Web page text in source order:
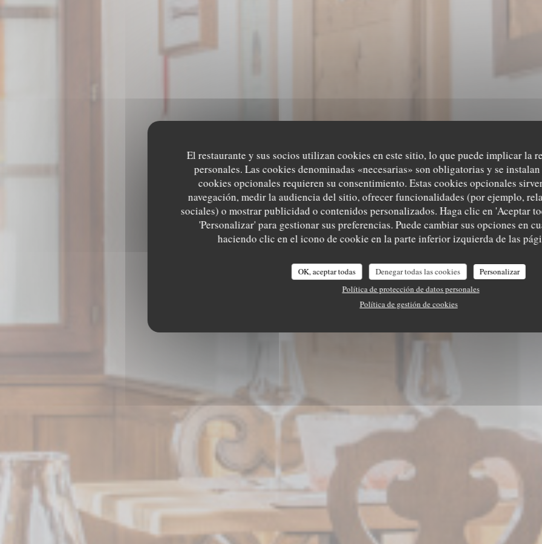
El restaurante y sus socios utilizan cookies en este sitio, lo que puede implicar la
personales. Las cookies denominadas «necesarias» son obligatorias y se
cookies opcionales requieren su consentimiento. Estas cookies opcionales
navegación, medir la audiencia del sitio, ofrecer funcionalidades (por ejemplo,
sociales) o mostrar publicidad o contenidos personalizados. Haga clic en 'Aceptar
'Personalizar' para gestionar sus preferencias. Puede cambiar sus opciones en
haciendo clic en el icono de cookie en la parte inferior izquierda de las
OK, aceptar todas Denegar todas las cookies
Personalizar
Política de protección de datos personales
Política de gestión de cookies
RESTAURANTE TRADICIONAL ALSACIANO • PLOBSHEIM,
AUBERGE DU
RESERVAR UNA MESA TAKEAWAY